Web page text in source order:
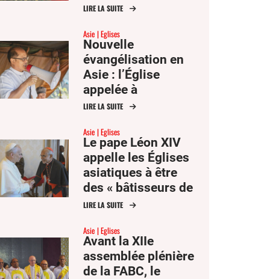
LIRE LA SUITE
Asie Eglises
Nouvelle
évangélisation en
Asie : l’Église
appelée à
communiquer
LIRE LA SUITE
Asie Eglises
Le pape Léon XIV
appelle les Églises
asiatiques à être
des « bâtisseurs de
communion »
LIRE LA SUITE
Asie Eglises
Avant la XIIe
assemblée plénière
de la FABC, le